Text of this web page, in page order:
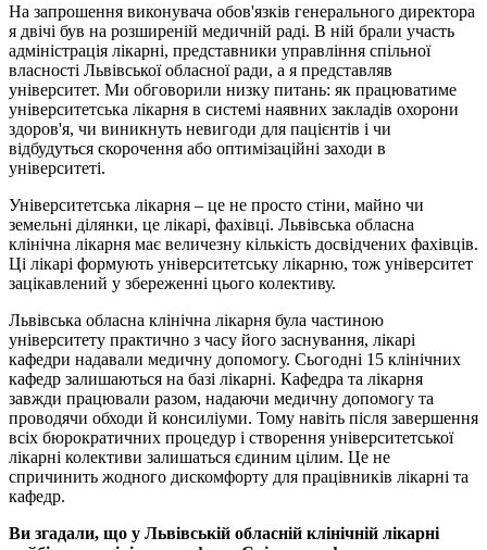
На запрошення виконувача обов'язків генерального директора
я двічі був на розширеній медичній раді. В ній брали участь
адміністрація лікарні, представники управління спільної
власності Львівської обласної ради, а я представляв
університет. Ми обговорили низку питань: як працюватиме
університетська лікарня в системі наявних закладів охорони
здоров'я, чи виникнуть невигоди для пацієнтів і чи
відбудуться скорочення або оптимізаційні заходи в
університеті.
Університетська лікарня – це не просто стіни, майно чи
земельні ділянки, це лікарі, фахівці. Львівська обласна
клінічна лікарня має величезну кількість досвідчених фахівців.
Ці лікарі формують університетську лікарню, тож університет
зацікавлений у збереженні цього колективу.
Львівська обласна клінічна лікарня була частиною
університету практично з часу його заснування, лікарі
кафедри надавали медичну допомогу. Сьогодні 15 клінічних
кафедр залишаються на базі лікарні. Кафедра та лікарня
завжди працювали разом, надаючи медичну допомогу та
проводячи обходи й консиліуми. Тому навіть після завершення
всіх бюрократичних процедур і створення університетської
лікарні колективи залишаться єдиним цілим. Це не
спричинить жодного дискомфорту для працівників лікарні та
кафедр.
Ви згадали, що у Львівській обласній клінічній лікарні